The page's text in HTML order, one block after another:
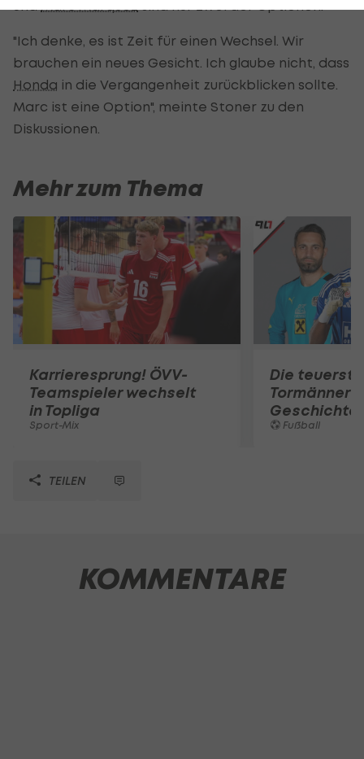
"Ich denke, es ist Zeit für einen Wechsel. Wir
brauchen ein neues Gesicht. Ich glaube nicht, dass
Honda in die Vergangenheit zurückblicken sollte.
Marc ist eine Option", meinte Stoner zu den
Diskussionen.
Mehr zum Thema
Karrieresprung! ÖVV-
Teamspieler wechselt
in Topliga
Sport-Mix
Die
Tormänner
Geschichte
Fußball
TEILEN
KOMMENTARE